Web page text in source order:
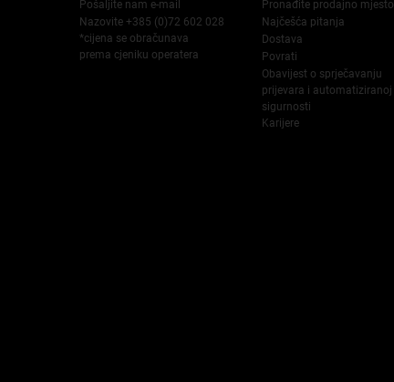
Pošaljite nam e-mail
Nazovite +385 (0)72 602 028
*cijena se obračunava
prema cjeniku operatera
Pronađite prodajno mjesto
Najčešća pitanja
Dostava
Povrati
Obavijest o sprječavanju
prijevara i automatiziranoj
sigurnosti
Karijere